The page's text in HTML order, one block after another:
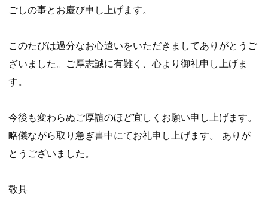
ごしの事とお慶び申し上げます。
このたびは過分なお心遣いをいただきましてありがとうご
ざいました。ご厚志誠に有難く、心より御礼申し上げま
す。
今後も変わらぬご厚誼のほど宜しくお願い申し上げます。
略儀ながら取り急ぎ書中にてお礼申し上げます。 ありが
とうございました。
敬具